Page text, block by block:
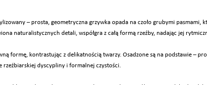
– prosta, geometryczna grzywka opada na czoło grubymi
naturalistycznych detali, współgra z całą formą rzeźby, nadając jej
formę, kontrastując z delikatnością twarzy. Osadzone są na podstawie –
rzeźbiarskiej dyscypliny i formalnej czystości.